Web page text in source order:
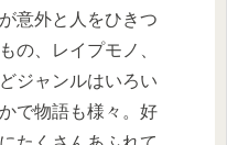
意外と人をひきつ
の、レイプモノ、
ジャンルはいろい
で物語も様々。好